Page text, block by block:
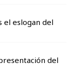
el eslogan del
del